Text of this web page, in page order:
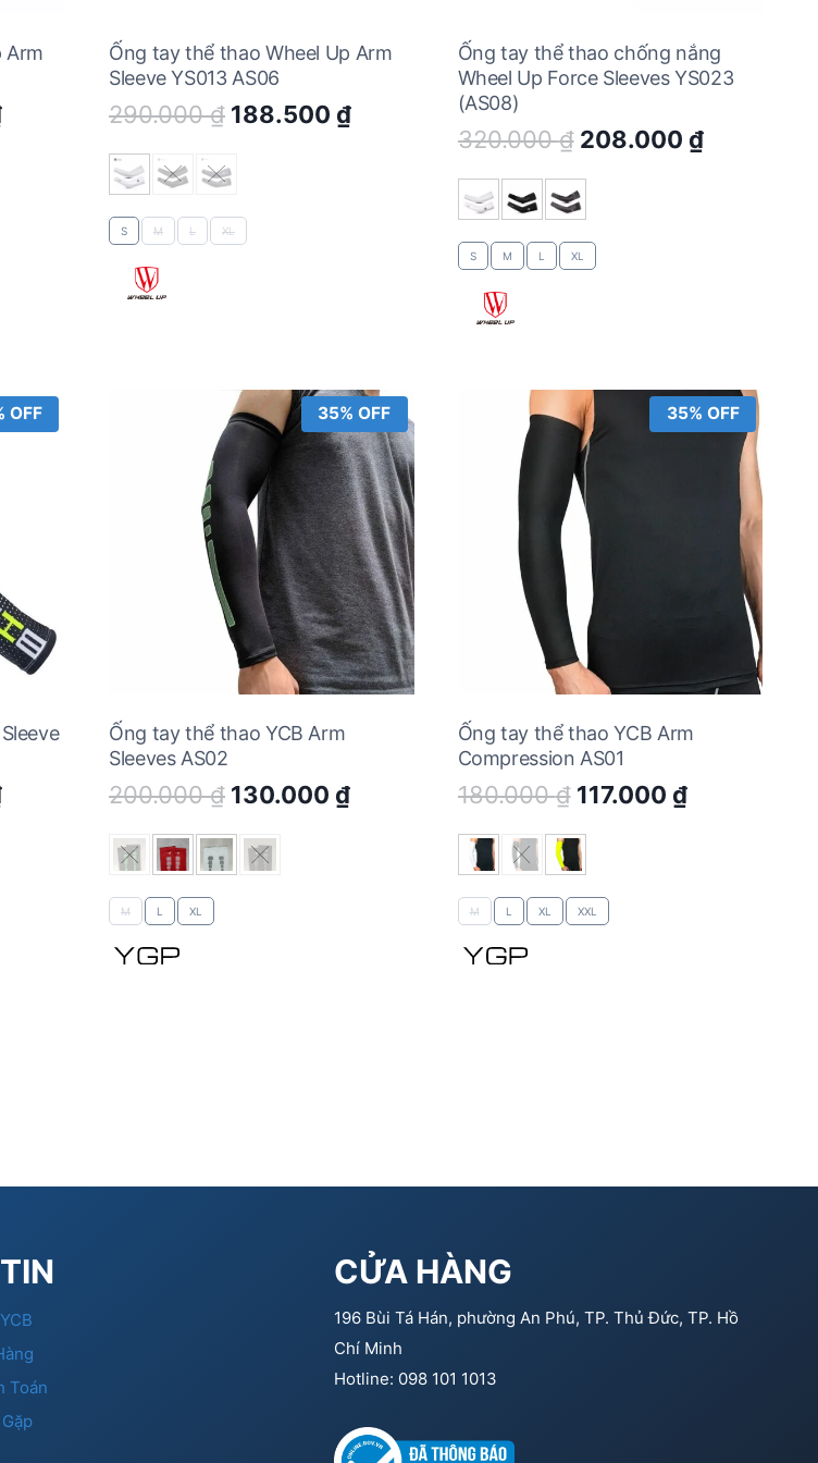
Arm
Current
143.000 ₫.
Ống tay thể thao Wheel Up Arm
Sleeve YS013 AS06
290.000₫ Original
was:
188.500 ₫Current
188.500 ₫.
S M L XL
Ống tay thể thao chống nắng
Wheel Up Force Sleeves YS023
(AS08)
320.000₫ Original
was:
320.000 ₫.
208.000 ₫Current
S M L XL
OFF
Current
35% OFF
Ống tay thể thao YCB Arm
Sleeves AS02
200.000₫ Original
was:
200.000 ₫.
130.000 ₫Current
130.000 ₫.
M L XL
35% OFF
Ống tay thể thao YCB Arm
Compression AS01
180.000₫ Original
was:
180.000 ₫.
117.000 ₫Current
M L XL XXL
Toán
CỬA HÀNG
196 Bùi Tá Hán, phường An Phú, TP. Thủ Đức, TP. Hồ
Chí Minh
Hotline: 098 101 1013